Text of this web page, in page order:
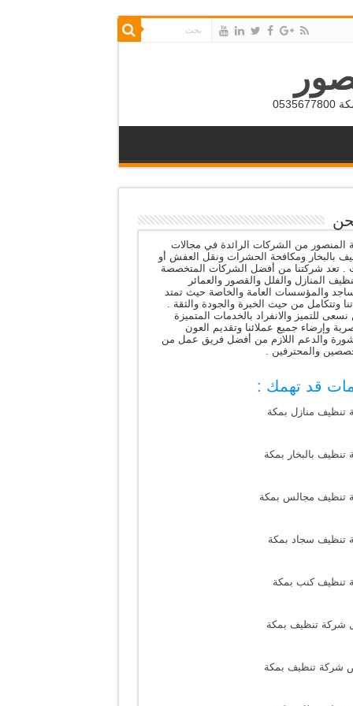
المنصور من الشركات الرائدة في مجالات
بالبخار ومكافحة الحشرات ونقل العفش أو
. تعد شركتنا من أفضل الشركات المتخصصة
المنازل والفلل والقصور والعمائر
والمؤسسات العامة والخاصة حيث تمتد
وتتكامل من حيث الخبرة والجودة والثقة .
للتميز والانفراد بالخدمات المتميزة
وإرضاء جميع عملائنا وتقديم العون
والدعم اللازم من أفضل فريق عمل من
والمحترفين .
قد تهمك :
تنظيف منازل بمكة
تنظيف بالبخار بمكة
تنظيف مجالس بمكة
تنظيف سجاد بمكة
تنظيف كنب بمكة
شركة تنظيف بمكة
شركة تنظيف بمكة